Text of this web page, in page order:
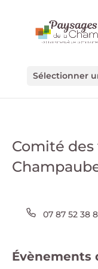
Sélectionner
Comité des
Téléphone
07 87 52 38
Évènements